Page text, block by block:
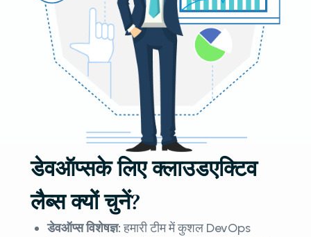
डेवऑप्सके लिए क्लाउडएक्टिव
लैब्स क्यों चुनें?
डेवऑप्स विशेषज्ञ:हमारी टीम में कुशल DevOps